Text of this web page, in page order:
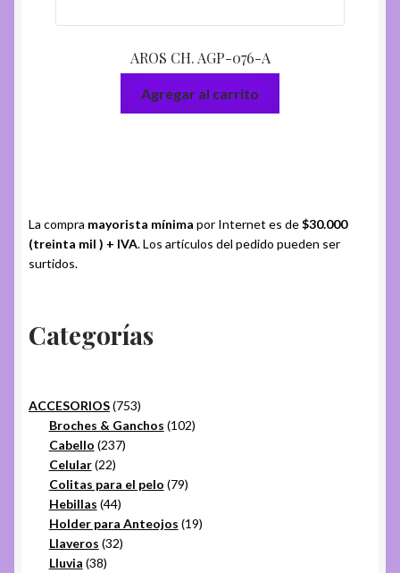
AROS CH. AGP-076-A
Agregar al carrito
La compra mayorista mínima por Internet es de$30.000
(treinta mil ) + IVA. Los artículos del pedido pueden ser
surtidos.
Categorías
ACCESORIOS 753753
productos
Broches & Ganchos 102102
Cabello 237237
Celular 2222
productos
Colitas para el pelo 7979
Hebillas 4444
productos
Holder para Anteojos 1919
Llaveros 3232
Lluvia 3838